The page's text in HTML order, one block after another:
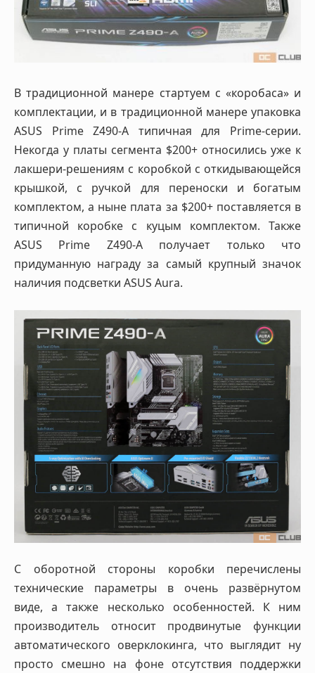
В традиционной манере стартуем с «коробаса» и
комплектации, и в традиционной манере упаковка
ASUS Prime Z490-A типичная для Prime-серии.
Некогда у платы сегмента $200+ относились уже к
лакшери-решениям с коробкой с откидывающейся
крышкой, с ручкой для переноски и богатым
комплектом, а ныне плата за $200+ поставляется в
типичной коробке с куцым комплектом. Также
ASUS Prime Z490-A получает только что
придуманную награду за самый крупный значок
наличия подсветки ASUS Aura.
С оборотной стороны коробки перечислены
технические параметры в очень развёрнутом
виде, а также несколько особенностей. К ним
производитель относит продвинутые функции
автоматического оверклокинга, что выглядит ну
просто смешно на фоне отсутствия поддержки